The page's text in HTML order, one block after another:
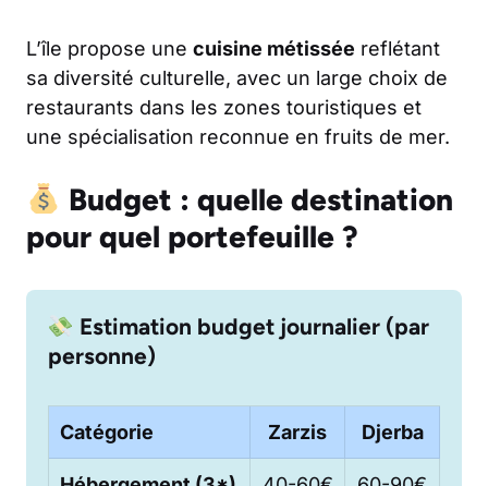
L’île propose une cuisine métissée reflétant
sa diversité culturelle, avec un large choix de
restaurants dans les zones touristiques et
une spécialisation reconnue en fruits de mer.
Budget : quelle destination
pour quel portefeuille ?
Estimation budget journalier (par
personne)
Catégorie Zarzis Djerba